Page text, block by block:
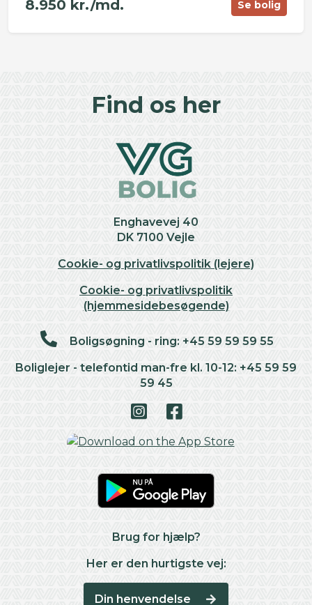
8.950 kr./md. Se bolig
Find os her
Enghavevej 40
DK 7100 Vejle
Cookie- og privatlivspolitik (lejere)
Cookie- og privatlivspolitik
(hjemmesidebesøgende)
Boligsøgning - ring: +45 59 59 59 55
Boliglejer - telefontid man-fre kl. 10-12: +45 59 59
59 45
Brug for hjælp?
Her er den hurtigste vej:
Din henvendelse